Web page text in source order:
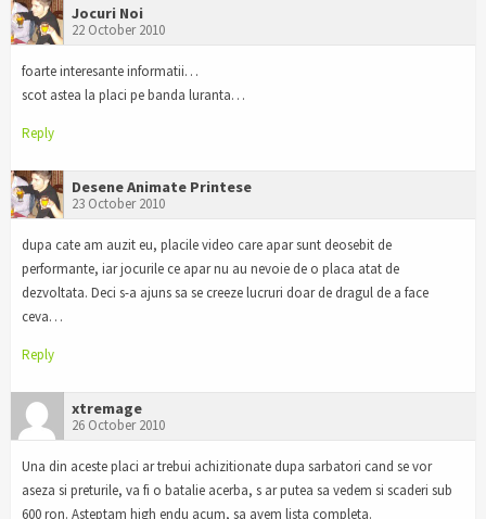
Jocuri Noi
22 October 2010
foarte interesante informatii…
scot astea la placi pe banda luranta…
Reply
Desene Animate Printese
23 October 2010
dupa cate am auzit eu, placile video care apar sunt deosebit de
performante, iar jocurile ce apar nu au nevoie de o placa atat de
dezvoltata. Deci s-a ajuns sa se creeze lucruri doar de dragul de a face
ceva…
Reply
xtremage
26 October 2010
Una din aceste placi ar trebui achizitionate dupa sarbatori cand se vor
aseza si preturile, va fi o batalie acerba, s ar putea sa vedem si scaderi sub
600 ron. Asteptam high endu acum, sa avem lista completa.